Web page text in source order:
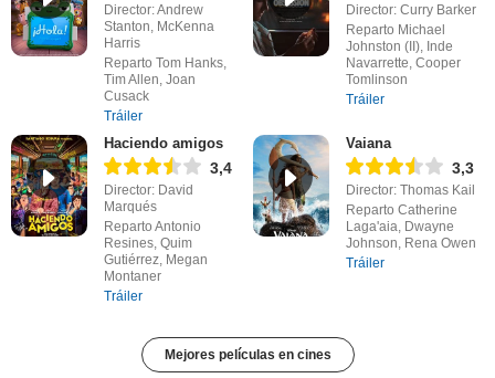
Director: Andrew
Stanton, McKenna
Harris
Reparto Tom Hanks,
Tim Allen, Joan
Cusack
Tráiler
Director: Curry Barker
Reparto Michael
Johnston (II), Inde
Navarrette, Cooper
Tomlinson
Tráiler
Haciendo amigos
3,4
Director: David
Marqués
Reparto Antonio
Resines, Quim
Gutiérrez, Megan
Montaner
Tráiler
Vaiana
3,3
Director: Thomas Kail
Reparto Catherine
Laga'aia, Dwayne
Johnson, Rena Owen
Tráiler
Mejores películas en cines